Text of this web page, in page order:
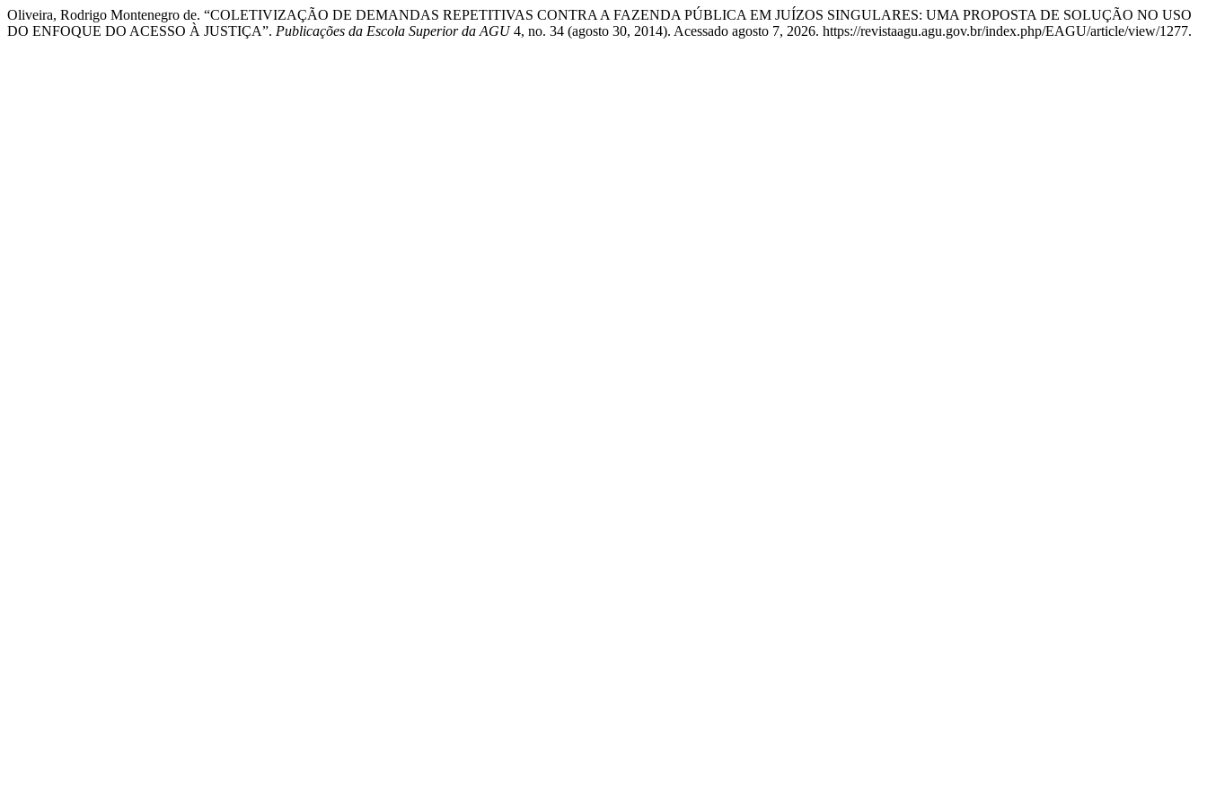
Oliveira, Rodrigo Montenegro de. “COLETIVIZAÇÃO DE DEMANDAS REPETITIVAS CONTRA A FAZENDA PÚBLICA EM JUÍZOS SINGULARES: UMA PROPOSTA DE SOLUÇÃO NO USO
DO ENFOQUE DO ACESSO À JUSTIÇA”. Publicações da Escola Superior da AGU4, no. 34 (agosto 30, 2014). Acessado agosto 7, 2026. https://revistaagu.agu.gov.br/index.php/EAGU/article/view/1277.